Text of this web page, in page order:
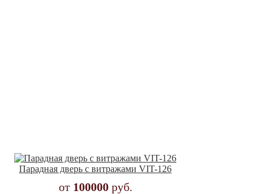
Парадная дверь с витражами VIT-126
от 100000руб.